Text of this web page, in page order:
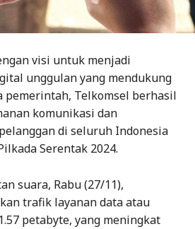
visi untuk menjadi
unggulan yang mendukung
pemerintah, Telkomsel berhasil
komunikasi dan
di seluruh Indonesia
Serentak 2024.
suara, Rabu (27/11),
trafik layanan data atau
petabyte, yang meningkat